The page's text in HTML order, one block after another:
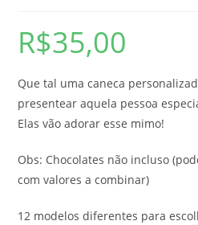
R$35,00
Que tal uma caneca
presentear aquela pessoa
Elas vão adorar esse mimo!
Obs: Chocolates não incluso
com valores a combinar)
12 modelos diferentes para